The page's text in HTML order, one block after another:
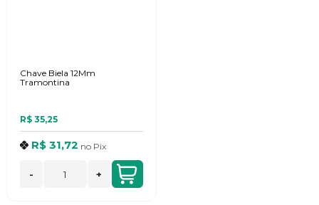
Chave Biela 12Mm
Tramontina
R$ 35,25
R$ 31,72 no Pix
- +